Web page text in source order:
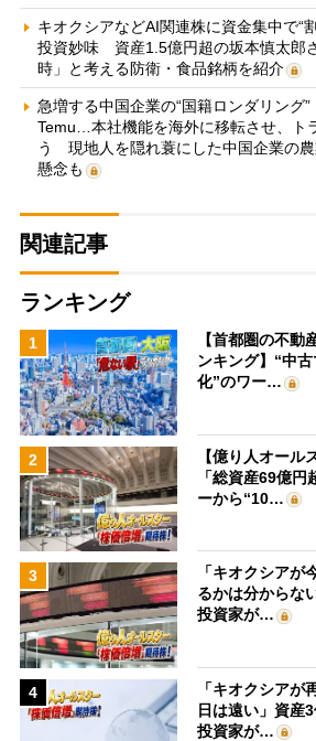
キオクシアなどAI関連株に資金集中で“
投資妙味 資産1.5億円超の坂本慎太郎
時」と考える防衛・食品銘柄を紹介
急増する中国企業の“国籍ロンダリング
Temu…本社機能を海外に移転させ、ト
う 現地人を隠れ蓑にした中国企業の
懸念も
関連記事
ランキング
1
【首都圏の不動
ンキング】“中
化”のワー…
2
【億り人オール
「総資産69億
ーから“10…
3
「キオクシアが
るかは分からな
投資家が…
4
「キオクシアが
日は遠い」資産
投資家が…